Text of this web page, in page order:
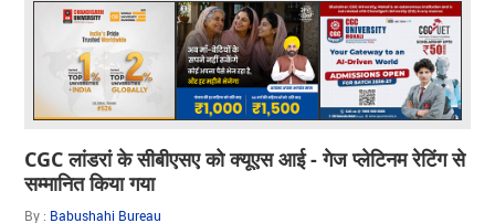
CGC लांडरां के सीबीएसए को क्यूएस आई - गेज प्लेटिनम रेटिंग से
सम्मानित किया गया
By : Babushahi Bureau